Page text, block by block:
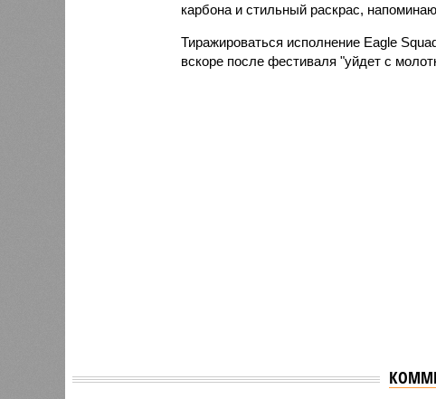
карбона и стильный раскрас,
Тиражироваться исполнение Eagle
вскоре после фестиваля "уйдет с